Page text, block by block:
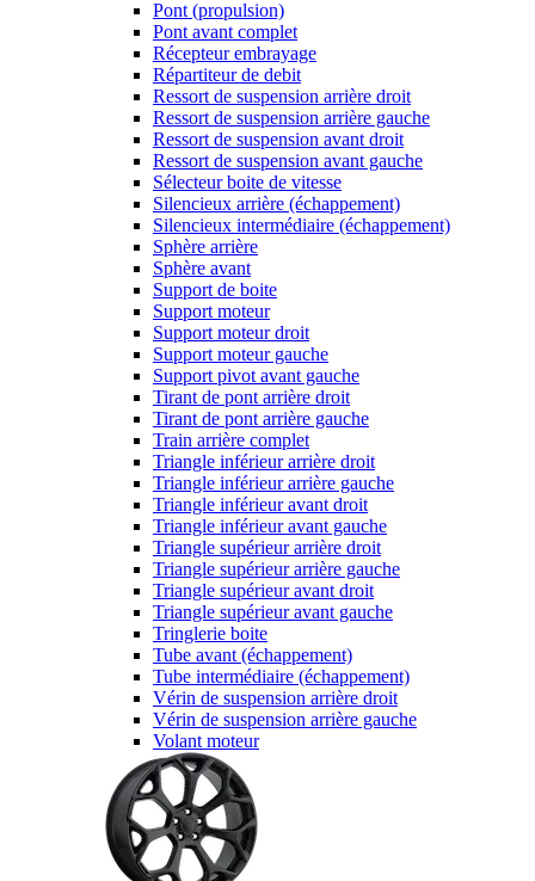
Pont (propulsion)
Pont avant complet
Récepteur embrayage
Répartiteur de debit
Ressort de suspension arrière droit
Ressort de suspension arrière gauche
Ressort de suspension avant droit
Ressort de suspension avant gauche
Sélecteur boite de vitesse
Silencieux arrière (échappement)
Silencieux intermédiaire (échappement)
Sphère arrière
Sphère avant
Support de boite
Support moteur
Support moteur droit
Support moteur gauche
Support pivot avant gauche
Tirant de pont arrière droit
Tirant de pont arrière gauche
Train arrière complet
Triangle inférieur arrière droit
Triangle inférieur arrière gauche
Triangle inférieur avant droit
Triangle inférieur avant gauche
Triangle supérieur arrière droit
Triangle supérieur arrière gauche
Triangle supérieur avant droit
Triangle supérieur avant gauche
Tringlerie boite
Tube avant (échappement)
Tube intermédiaire (échappement)
Vérin de suspension arrière droit
Vérin de suspension arrière gauche
Volant moteur